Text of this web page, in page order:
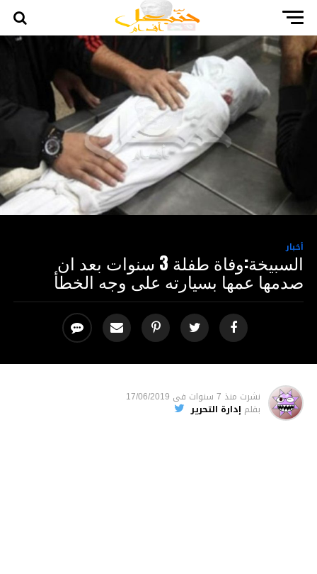
أخبار
السبيخة:وفاة طفلة 3 سنوات بعد ان
صدمها عمها بسيارته على وجه الخطأ
نشرت منذ 7 سنوات فى 17/06/2019
بقلم إدارة التحرير